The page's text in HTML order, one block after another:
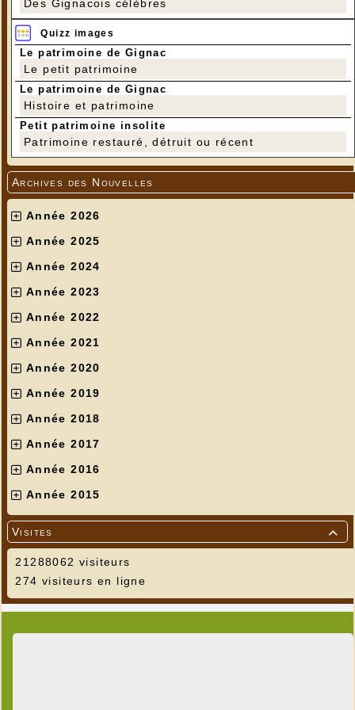
Des Gignacois célèbres
Quizz images
Le patrimoine de Gignac
Le petit patrimoine
Le patrimoine de Gignac
Histoire et patrimoine
Petit patrimoine insolite
Patrimoine restauré, détruit ou récent
Archives des Nouvelles
Année 2026
Année 2025
Année 2024
Année 2023
Année 2022
Année 2021
Année 2020
Année 2019
Année 2018
Année 2017
Année 2016
Année 2015

Visites
21288062 visiteurs
274 visiteurs en ligne